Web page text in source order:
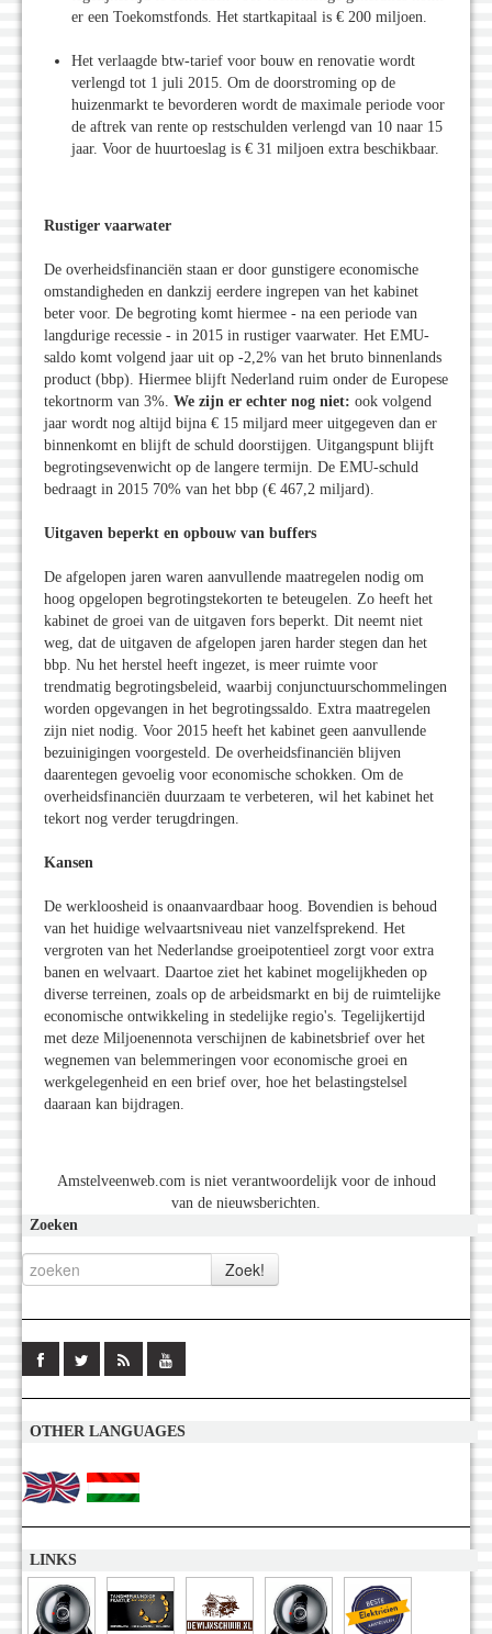
er een Toekomstfonds. Het startkapitaal is € 200 miljoen.
Het verlaagde btw-tarief voor bouw en renovatie wordt
verlengd tot 1 juli 2015. Om de doorstroming op de
huizenmarkt te bevorderen wordt de maximale periode voor
de aftrek van rente op restschulden verlengd van 10 naar 15
jaar. Voor de huurtoeslag is € 31 miljoen extra beschikbaar.
Rustiger vaarwater
De overheidsfinanciën staan er door gunstigere economische
omstandigheden en dankzij eerdere ingrepen van het kabinet
beter voor. De begroting komt hiermee - na een periode van
langdurige recessie - in 2015 in rustiger vaarwater. Het EMU-
saldo komt volgend jaar uit op -2,2% van het bruto binnenlands
product (bbp). Hiermee blijft Nederland ruim onder de Europese
tekortnorm van 3%. We zijn er echter nog niet: ook volgend
jaar wordt nog altijd bijna € 15 miljard meer uitgegeven dan er
binnenkomt en blijft de schuld doorstijgen. Uitgangspunt blijft
begrotingsevenwicht op de langere termijn. De EMU-schuld
bedraagt in 2015 70% van het bbp (€ 467,2 miljard).
Uitgaven beperkt en opbouw van buffers
De afgelopen jaren waren aanvullende maatregelen nodig om
hoog opgelopen begrotingstekorten te beteugelen. Zo heeft het
kabinet de groei van de uitgaven fors beperkt. Dit neemt niet
weg, dat de uitgaven de afgelopen jaren harder stegen dan het
bbp. Nu het herstel heeft ingezet, is meer ruimte voor
trendmatig begrotingsbeleid, waarbij conjunctuurschommelingen
worden opgevangen in het begrotingssaldo. Extra maatregelen
zijn niet nodig. Voor 2015 heeft het kabinet geen aanvullende
bezuinigingen voorgesteld. De overheidsfinanciën blijven
daarentegen gevoelig voor economische schokken. Om de
overheidsfinanciën duurzaam te verbeteren, wil het kabinet het
tekort nog verder terugdringen.
Kansen
De werkloosheid is onaanvaardbaar hoog. Bovendien is behoud
van het huidige welvaartsniveau niet vanzelfsprekend. Het
vergroten van het Nederlandse groeipotentieel zorgt voor extra
banen en welvaart. Daartoe ziet het kabinet mogelijkheden op
diverse terreinen, zoals op de arbeidsmarkt en bij de ruimtelijke
economische ontwikkeling in stedelijke regio's. Tegelijkertijd
met deze Miljoenennota verschijnen de kabinetsbrief over het
wegnemen van belemmeringen voor economische groei en
werkgelegenheid en een brief over, hoe het belastingstelsel
daaraan kan bijdragen.
Amstelveenweb.com is niet verantwoordelijk voor de inhoud
van de nieuwsberichten.
Zoeken
OTHER LANGUAGES
LINKS